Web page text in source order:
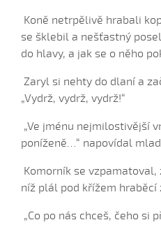
Měla sem já šohajíčka...
Mně tatíček kázál
Na fojtova roli
Na tej lúce, na zelenej
Na tem straňanském
Na tom mosce
Na tom našem dvorku...
Na tom našem dvorku
Koně netrpělivě hrabali
se šklebil a nešťastný
do hlavy, a jak se o něho
Zaryl si nehty do dlaní a
„Vydrž, vydrž, vydrž!“
„Ve jménu nejmilostivější
poníženě…“ napovídal
Komorník se
níž plál pod křížem hraběcí
„Co po nás chceš, čeho si